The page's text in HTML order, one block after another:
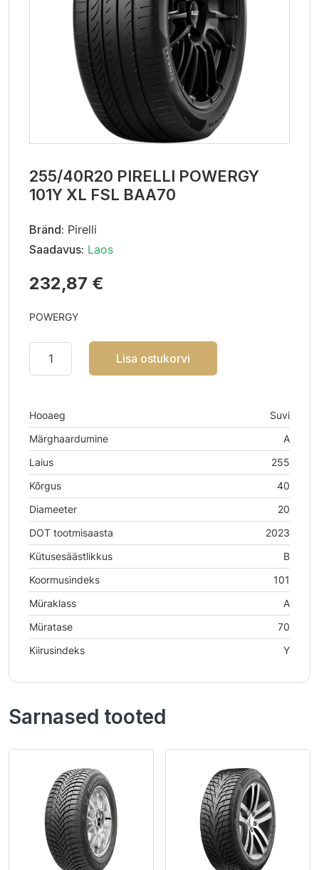
255/40R20 PIRELLI POWERGY
101Y XL FSL BAA70
Bränd: Pirelli
Saadavus: Laos
232,87 €
POWERGY
Lisa ostukorvi
Hooaeg
Suvi
Märghaardumine
A
Laius
255
Kõrgus
40
Diameeter
20
DOT tootmisaasta
2023
Kütusesäästlikkus
B
Koormusindeks
101
Müraklass
A
Müratase
70
Kiirusindeks
Y
Sarnased tooted